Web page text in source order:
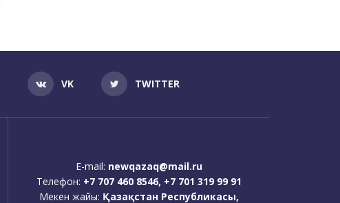
VK TWITTER
E-mail: newqazaq@mail.ru
Телефон: +7 707 460 8546, +7 701 319 99 91
Мекен жайы: Қазақстан Республикасы,